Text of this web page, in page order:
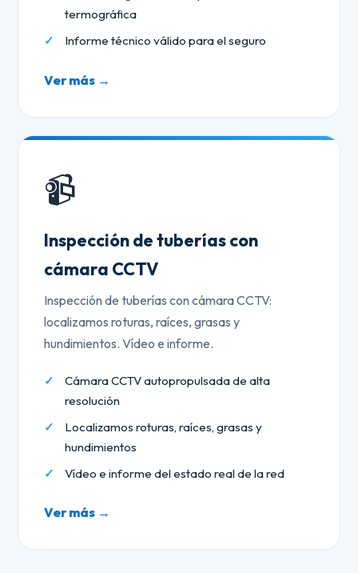
termográfica
Informe técnico válido para el seguro
Ver más →
📹
Inspección de tuberías con
cámara CCTV
Inspección de tuberías con cámara CCTV:
localizamos roturas, raíces, grasas y
hundimientos. Vídeo e informe.
Cámara CCTV autopropulsada de alta
resolución
Localizamos roturas, raíces, grasas y
hundimientos
Vídeo e informe del estado real de la red
Ver más →